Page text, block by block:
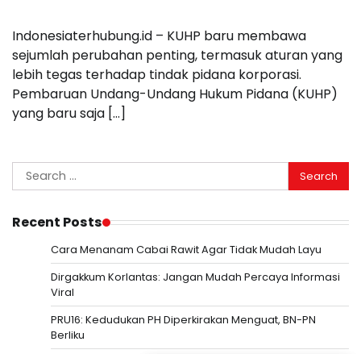
Indonesiaterhubung.id – KUHP baru membawa
sejumlah perubahan penting, termasuk aturan yang
lebih tegas terhadap tindak pidana korporasi.
Pembaruan Undang-Undang Hukum Pidana (KUHP)
yang baru saja […]
Search
for:
Recent Posts
Cara Menanam Cabai Rawit Agar Tidak Mudah Layu
Dirgakkum Korlantas: Jangan Mudah Percaya Informasi
Viral
PRU16: Kedudukan PH Diperkirakan Menguat, BN-PN
Berliku